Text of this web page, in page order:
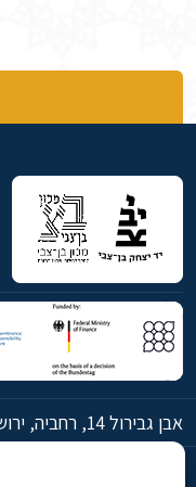
אבן גבירול 14, רחביה, ירושלים
© כל הזכויות שמורות ליד